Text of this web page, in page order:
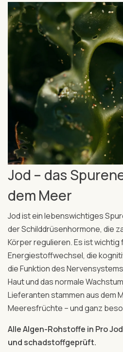
Jod – das
dem Meer
Jod ist ein lebenswichtiges
der Schilddrüsenhormone, die
Körper regulieren. Es ist
Energiestoffwechsel, die
die Funktion des
Haut und das normale
Lieferanten stammen aus dem
Meeresfrüchte – und ganz
Alle Algen-Rohstoffe in Pro
und schadstoffgeprüft.